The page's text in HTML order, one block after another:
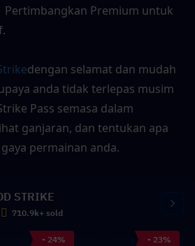
Premium untuk
dengan selamat dan mudah
anda tidak terlepas musim
Pass semasa dalam
ganjaran, dan tentukan apa
permainan anda.
STRIKE
710.9k+ sold
- 24% - 23%